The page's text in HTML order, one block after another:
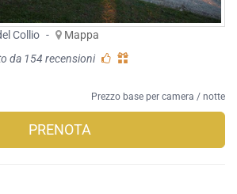
Collio -
Mappa
da 154 recensioni
Prezzo base per camera / notte
PRENOTA